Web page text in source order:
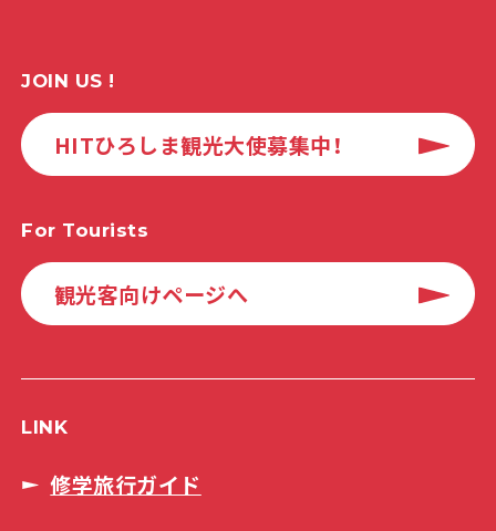
JOIN US !
HITひろしま観光大使募集中！
For Tourists
観光客向けページへ
LINK
修学旅行ガイド